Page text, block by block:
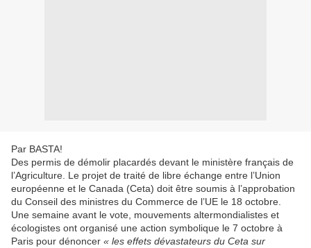
Par BASTA!
Des permis de démolir placardés devant le ministère français de
l’Agriculture. Le projet de traité de libre échange entre l’Union
européenne et le Canada (Ceta) doit être soumis à l’approbation
du Conseil des ministres du Commerce de l’UE le 18 octobre.
Une semaine avant le vote, mouvements altermondialistes et
écologistes ont organisé une action symbolique le 7 octobre à
Paris pour dénoncer « les effets dévastateurs du Ceta sur